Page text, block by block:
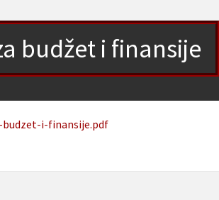
budžet i finansije
budzet-i-finansije.pdf